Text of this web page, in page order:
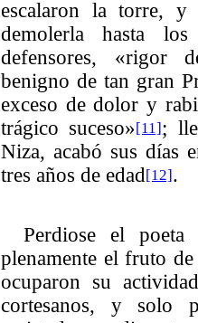
escalaron la torre, y
demolerla hasta
defensores, «rigor
benigno de tan gran
exceso de dolor y
trágico suceso»[11];
Niza, acabó sus días
tres años de edad[12] .
Perdiose el poeta
plenamente el fruto
ocuparon su
cortesanos, y solo